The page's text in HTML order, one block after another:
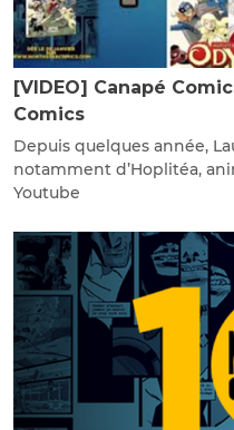
[VIDEO] Canapé
Comics
Depuis quelques année,
notamment d’Hoplitéa,
Youtube